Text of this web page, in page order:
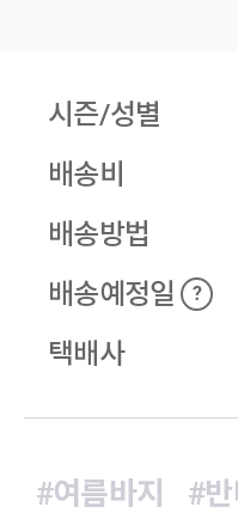
시즌/성별
배송비
배송방법
배송예정일
?
택배사
#여름바지 #반